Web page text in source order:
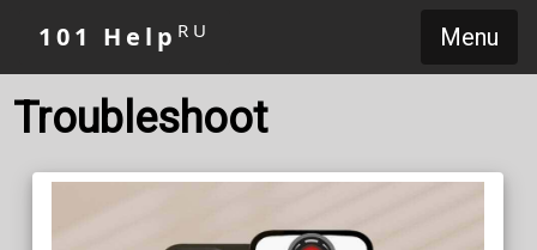
Menu
101 Help RU
Troubleshoot